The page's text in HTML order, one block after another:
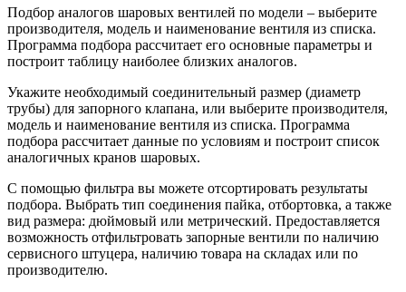
Подбор аналогов шаровых вентилей по модели – выберите
производителя, модель и наименование вентиля из списка.
Программа подбора рассчитает его основные параметры и
построит таблицу наиболее близких аналогов.
Укажите необходимый соединительный размер (диаметр
трубы) для запорного клапана, или выберите производителя,
модель и наименование вентиля из списка. Программа
подбора рассчитает данные по условиям и построит список
аналогичных кранов шаровых.
С помощью фильтра вы можете отсортировать результаты
подбора. Выбрать тип соединения пайка, отбортовка, а также
вид размера: дюймовый или метрический. Предоставляется
возможность отфильтровать запорные вентили по наличию
сервисного штуцера, наличию товара на складах или по
производителю.